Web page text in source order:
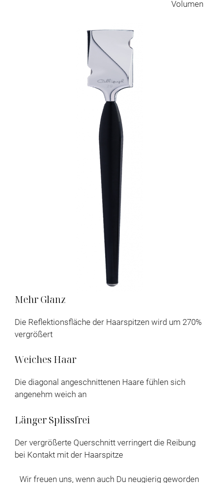
Volumen
Mehr Glanz
Die Reflektionsfläche der Haarspitzen wird um 270%
vergrößert
Weiches Haar
Die diagonal angeschnittenen Haare fühlen sich
angenehm weich an
Länger Splissfrei
Der vergrößerte Querschnitt verringert die Reibung
bei Kontakt mit der Haarspitze
Wir freuen uns, wenn auch Du neugierig geworden